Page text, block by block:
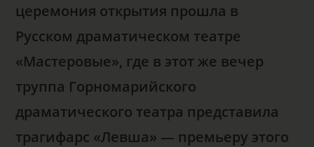
церемония открытия прошла в
Русском драматическом театре
«Мастеровые», где в этот же вечер
труппа Горномарийского
драматического театра представила
трагифарс «Левша» — премьеру этого